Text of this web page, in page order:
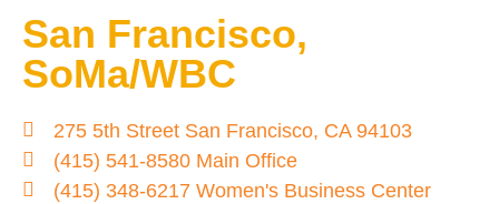
San Francisco,
SoMa/WBC
275 5th Street San Francisco, CA 94103
(415) 541-8580 Main Office
(415) 348-6217 Women's Business Center